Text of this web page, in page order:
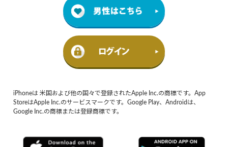
iPhoneは 米国および他の国々で登録されたApple Inc.の商標です。App
StoreはApple Inc.のサービスマークです。Google Play、Androidは、
Google Inc.の商標または登録商標です。